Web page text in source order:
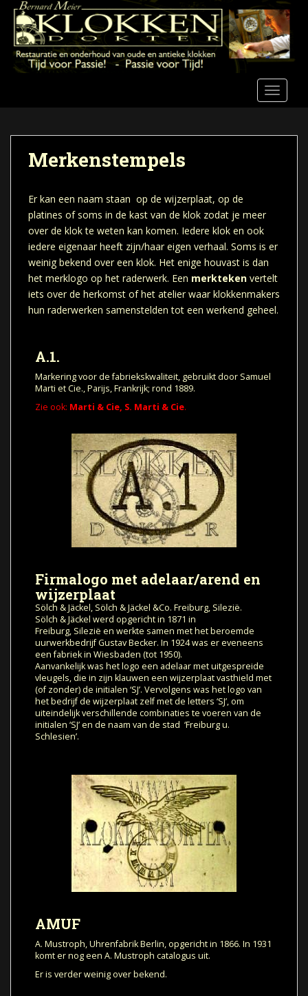
Merkenstempels
Er kan een naam staan op de wijzerplaat, op de
platines of soms in de kast van de klok zodat je meer
over de klok te weten kan komen. Iedere klok en ook
iedere eigenaar heeft zijn/haar eigen verhaal. Soms is er
weinig bekend over een klok. Het enige houvast is dan
het merklogo op het raderwerk. Een merkteken vertelt
iets over de herkomst of het atelier waar klokkenmakers
hun raderwerken samenstelden tot een werkend geheel.
A.1.
Markering voor de fabriekskwaliteit, gebruikt door Samuel
Marti et Cie., Parijs, Frankrijk; rond 1889.
Zie ook: Marti & Cie, S. Marti & Cie.
Firmalogo met adelaar/arend en
wijzerplaat
Sölch & Jäckel, Sölch & Jäckel &Co. Freiburg, Silezië.
Sölch & Jäckel werd opgericht in 1871 in
Freiburg, Silezië en werkte samen met het beroemde
uurwerkbedrijf Gustav Becker. In 1924 was er eveneens
een fabriek in Wiesbaden (tot 1950).
Aanvankelijk was het logo een adelaar met uitgespreide
vleugels, die in zijn klauwen een wijzerplaat vasthield met
(of zonder) de initialen ‘SJ’. Vervolgens was het logo van
het bedrijf de wijzerplaat zelf met de letters ‘SJ’, om
uiteindelijk verschillende combinaties te voeren van de
initialen ‘SJ’ en de naam van de stad ‘Freiburg u.
Schlesien’.
AMUF
A. Mustroph, Uhrenfabrik Berlin, opgericht in 1866. In 1931
komt er nog een A. Mustroph catalogus uit.
Er is verder weinig over bekend.